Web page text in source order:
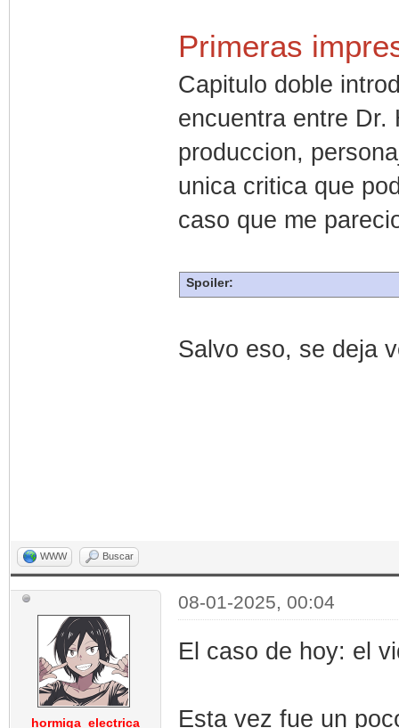
Primeras
Capitulo doble
encuentra entre Dr.
produccion,
unica critica que
caso que me
Spoiler:
Salvo eso, se deja
WWW Buscar
hormiga_electrica
08-01-2025, 00:04
El caso de hoy: el
Esta vez fue un